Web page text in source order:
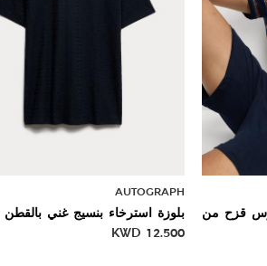
قزح من
AUTOGRAPH
بلوزة استرخاء بنسيج غني بالقطن
KWD 12.500